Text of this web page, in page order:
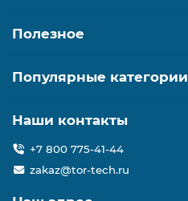
Полезное
Популярные категории
Наши контакты
+7 800 775-41-44
zakaz@tor-tech.ru